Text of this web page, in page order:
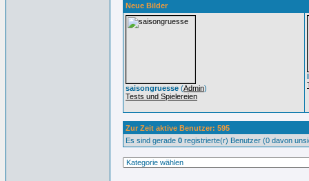
Neue Bilder
saisongruesse (Admin)
Tests und Spielereien
Zur Zeit aktive Benutzer: 595
Es sind gerade 0 registrierte(r) Benutzer (0 davon